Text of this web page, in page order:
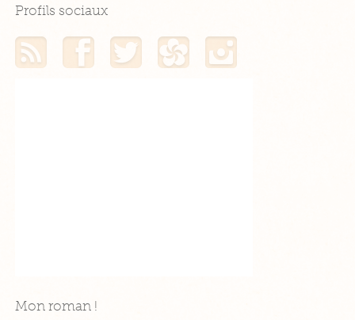
Profils sociaux
Mon flux RSSMon profil Facebook
Mon profil TwitterMon profil Hellocoton
Mon roman !